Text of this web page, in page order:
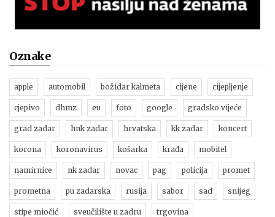
Oznake
apple automobil božidar kalmeta cijene cijepljenje
cjepivo dhmz eu foto google gradsko vijeće
grad zadar hnk zadar hrvatska kk zadar koncert
korona koronavirus košarka krađa mobitel
namirnice nk zadar novac pag policija promet
prometna pu zadarska rusija sabor sad snijeg
stipe miočić sveučilište u zadru trgovina